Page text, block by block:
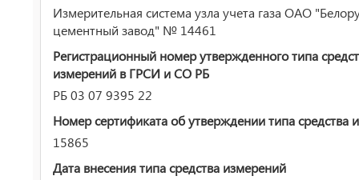
Измерительная система узла учета газа ОАО
цементный завод" № 14461
Регистрационный номер утвержденного типа
измерений в ГРСИ и СО РБ
РБ 03 07 9395 22
Номер сертификата об утверждении типа средства
15865
Дата внесения типа средства измерений